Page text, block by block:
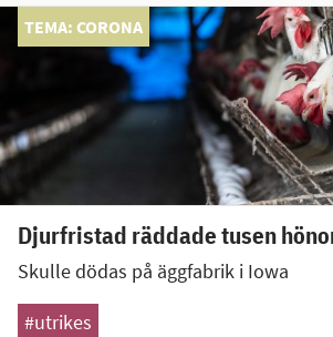
TEMA: CORONA
Djurfristad räddade tusen
Skulle dödas på äggfabrik i Iowa
#utrikes